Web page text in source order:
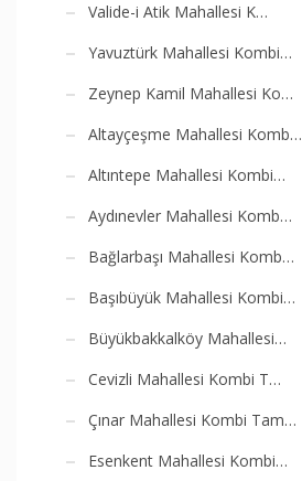
Valide-i Atik Mahallesi K…
Yavuztürk Mahallesi Kombi…
Zeynep Kamil Mahallesi Ko…
Altayçeşme Mahallesi Komb…
Altıntepe Mahallesi Kombi…
Aydınevler Mahallesi Komb…
Bağlarbaşı Mahallesi Komb…
Başıbüyük Mahallesi Kombi…
Büyükbakkalköy Mahallesi…
Cevizli Mahallesi Kombi T…
Çınar Mahallesi Kombi Tam…
Esenkent Mahallesi Kombi…